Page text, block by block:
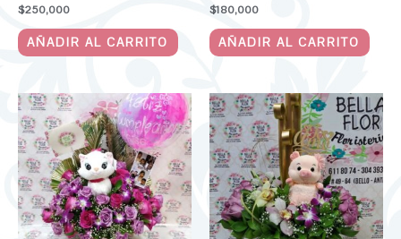
$250,000
AÑADIR AL CARRITO
$180,000
AÑADIR AL CARRITO